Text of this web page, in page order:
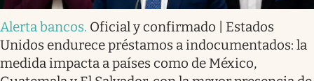
Alerta bancos. Oficial y confirmado | Estados
Unidos endurece préstamos a indocumentados: la
medida impacta a países como de México,